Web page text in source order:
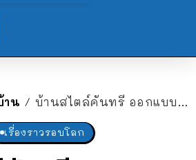
าน / บ้านสไตล์คันทรี ออกแบบโปร่งโล่ง พร้อมโครงสร้างแบบโค้งที่มีเอกลักษณ์สะดุดตา
เรื่องราวรอบโลก